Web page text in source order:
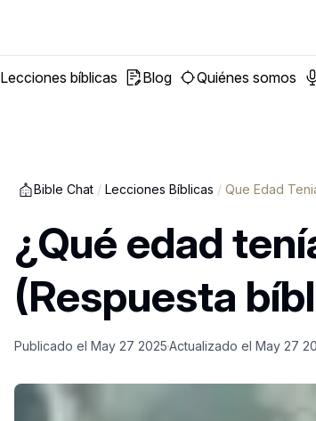
Lecciones bíblicas Blog Quiénes somos
Bible Chat / Lecciones Bíblicas / Que Edad
¿Qué edad
(Respuesta
Publicado el May 27 2025Actualizado el May 27